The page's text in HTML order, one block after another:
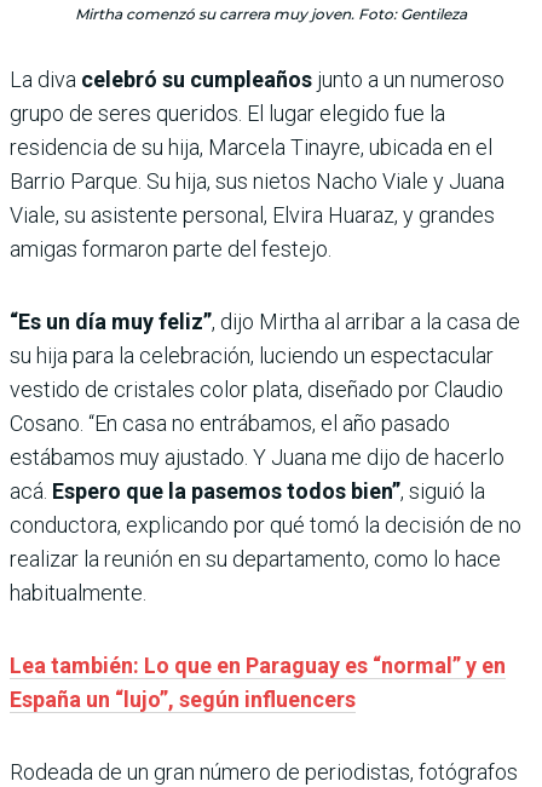
Mirtha comenzó su carrera muy joven. Foto: Gentileza
La diva celebró su cumpleaños junto a un numeroso
grupo de seres queridos. El lugar elegido fue la
residencia de su hija, Marcela Tinayre, ubicada en el
Barrio Parque. Su hija, sus nietos Nacho Viale y Juana
Viale, su asistente personal, Elvira Huaraz, y grandes
amigas formaron parte del festejo.
“Es un día muy feliz”, dijo Mirtha al arribar a la casa de
su hija para la celebración, luciendo un espectacular
vestido de cristales color plata, diseñado por Claudio
Cosano. “En casa no entrábamos, el año pasado
estábamos muy ajustado. Y Juana me dijo de hacerlo
acá. Espero que la pasemos todos bien”, siguió la
conductora, explicando por qué tomó la decisión de no
realizar la reunión en su departamento, como lo hace
habitualmente.
Lea también: Lo que en Paraguay es “normal” y en
España un “lujo”, según influencers
Rodeada de un gran número de periodistas, fotógrafos